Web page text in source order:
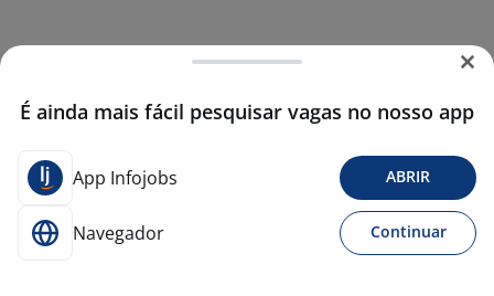
É ainda mais fácil pesquisar vagas no nosso app
App Infojobs ABRIR
Navegador Continuar